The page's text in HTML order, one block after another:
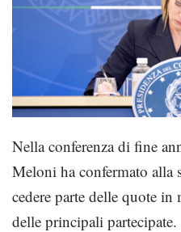
Nella conferenza di fine
Meloni ha confermato alla
cedere parte delle quote
delle principali partecipate.